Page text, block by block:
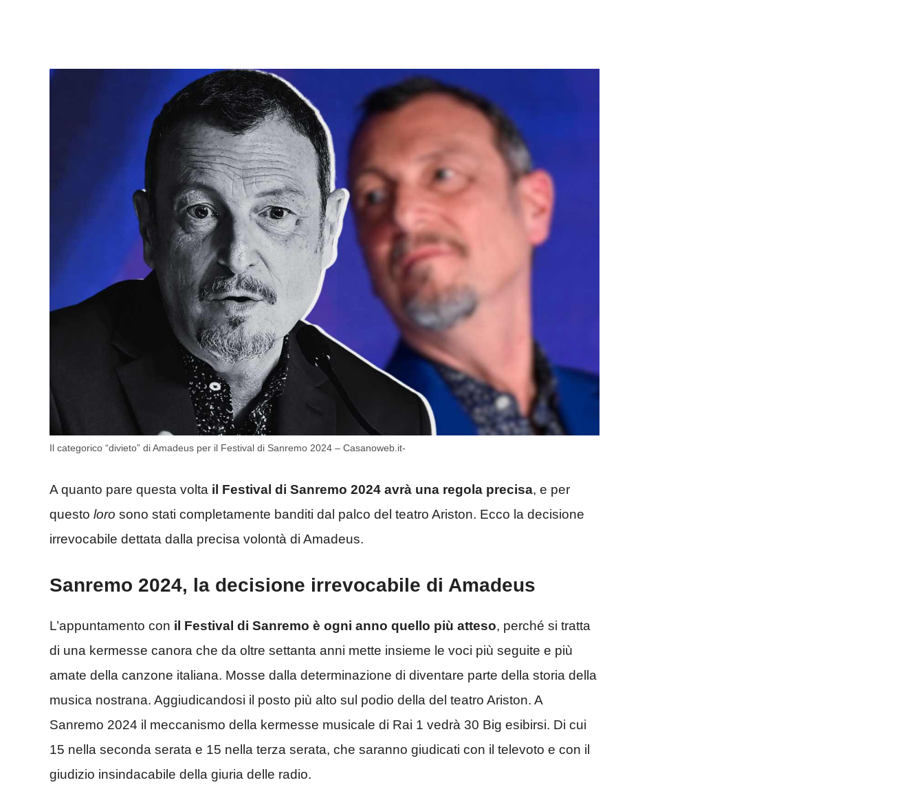
Il categorico “divieto” di Amadeus per il Festival di Sanremo 2024 – Casanoweb.it-
A quanto pare questa volta il Festival di Sanremo 2024 avrà una regola precisa, e per
questo loro sono stati completamente banditi dal palco del teatro Ariston. Ecco la decisione
irrevocabile dettata dalla precisa volontà di Amadeus.
Sanremo 2024, la decisione irrevocabile di Amadeus
L’appuntamento con il Festival di Sanremo è ogni anno quello più atteso, perché si tratta
di una kermesse canora che da oltre settanta anni mette insieme le voci più seguite e più
amate della canzone italiana. Mosse dalla determinazione di diventare parte della storia della
musica nostrana. Aggiudicandosi il posto più alto sul podio della del teatro Ariston. A
Sanremo 2024 il meccanismo della kermesse musicale di Rai 1 vedrà 30 Big esibirsi. Di cui
15 nella seconda serata e 15 nella terza serata, che saranno giudicati con il televoto e con il
giudizio insindacabile della giuria delle radio.